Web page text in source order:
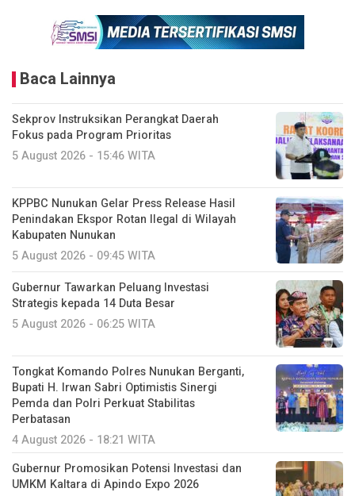
Baca Lainnya
Sekprov Instruksikan Perangkat Daerah
Fokus pada Program Prioritas
5 August 2026 - 15:46 WITA
KPPBC Nunukan Gelar Press Release Hasil
Penindakan Ekspor Rotan Ilegal di Wilayah
Kabupaten Nunukan
5 August 2026 - 09:45 WITA
Gubernur Tawarkan Peluang Investasi
Strategis kepada 14 Duta Besar
5 August 2026 - 06:25 WITA
Tongkat Komando Polres Nunukan Berganti,
Bupati H. Irwan Sabri Optimistis Sinergi
Pemda dan Polri Perkuat Stabilitas
Perbatasan
4 August 2026 - 18:21 WITA
Gubernur Promosikan Potensi Investasi dan
UMKM Kaltara di Apindo Expo 2026